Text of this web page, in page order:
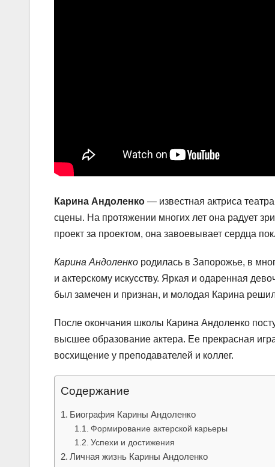
Карина Андоленко — известная актриса
сцены. На протяжении многих лет она радует
проект за проектом, она завоевывает сердца
Карина Андоленко родилась в Запорожье, в
и актерскому искусству. Яркая и одаренная
был замечен и признан, и молодая Карина
После окончания школы Карина Андоленко
высшее образование актера. Ее прекрасная
восхищение у преподавателей и коллег.
Содержание
Биография Карины Андоленко
Формирование актерской карьеры
Успехи и достижения
Личная жизнь Карины Андоленко